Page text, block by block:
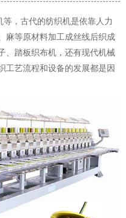
，古代的纺织机是依靠人力
麻等原材料加工成丝线后织成
、踏板织布机，还有现代机械
工艺流程和设备的发展都是因